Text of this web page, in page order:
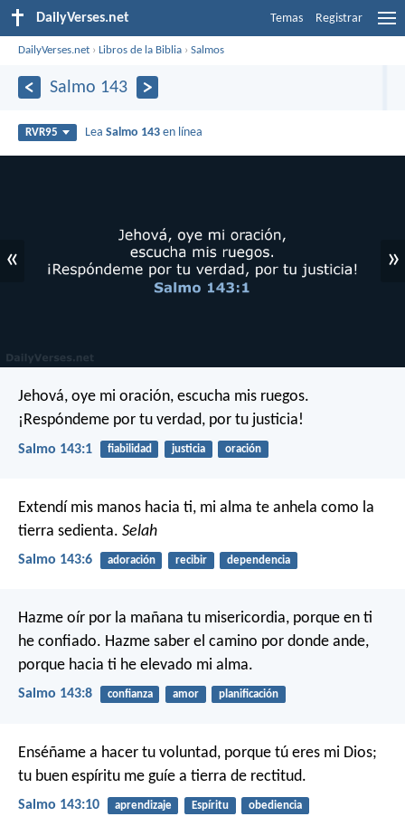
DailyVerses.net Temas Registrar
DailyVerses.net ›Libros de la Biblia ›Salmos
Salmo 143
RVR95 LeaSalmo 143 en línea
« »
Jehová, oye mi oración, escucha mis ruegos.
¡Respóndeme por tu verdad, por tu justicia!
Salmo 143:1 fiabilidad justicia oración
Extendí mis manos hacia ti, mi alma te anhela como la
tierra sedienta. Selah
Salmo 143:6 adoración recibir dependencia
Hazme oír por la mañana tu misericordia, porque en ti
he confiado. Hazme saber el camino por donde ande,
porque hacia ti he elevado mi alma.
Salmo 143:8 confianza amor planificación
Enséñame a hacer tu voluntad, porque tú eres mi Dios;
tu buen espíritu me guíe a tierra de rectitud.
Salmo 143:10 aprendizaje Espíritu obediencia